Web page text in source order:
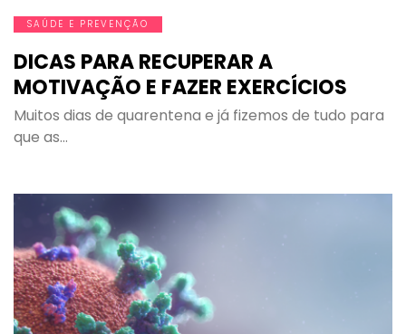
SAÚDE E PREVENÇÃO
DICAS PARA RECUPERAR A
MOTIVAÇÃO E FAZER EXERCÍCIOS
Muitos dias de quarentena e já fizemos de tudo para
que as…